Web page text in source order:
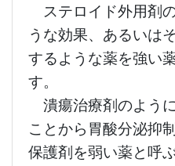
ステロイド外用剤
うな効果、あるいは
するような薬を強い
す。
潰瘍治療剤のよう
ことから胃酸分泌抑
保護剤を弱い薬と呼